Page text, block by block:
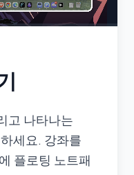
고 나타나는
세요. 강좌를
플로팅 노트패